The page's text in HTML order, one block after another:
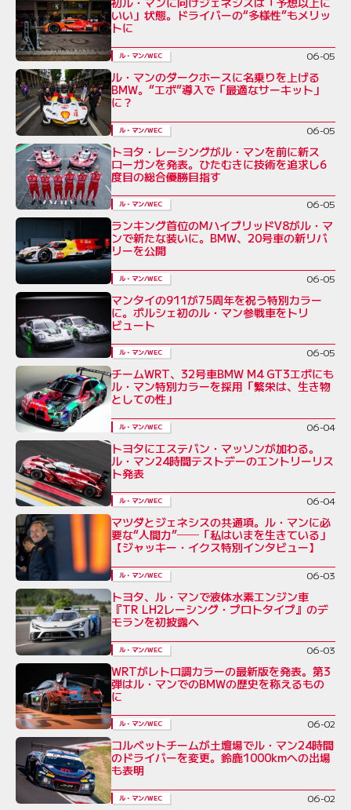
いい」状態。ドライバーの“多様性”もメリッ
トに
ル・マン/WEC 06-05
ル・マンのダークホースに名乗りを上げる
BMW。“エボ”導入で「最適なサーキット」
に？
ル・マン/WEC 06-05
トヨタ・レーシングがル・マンを前に新ス
ローガンを発表。ひたむきに技術を追求し6
度目の総合優勝目指す
ル・マン/WEC 06-05
ランキング首位のMハイブリッドV8がル・マ
ンで新たな装いに。BMW、20号車の新リバ
リーを公開
ル・マン/WEC 06-05
マンタイの911が75周年を祝う特別カラー
に。ポルシェ初のル・マン参戦車をトリ
ビュート
ル・マン/WEC 06-05
チームWRT、32号車BMW M4 GT3エボにも
ル・マン特別カラーを採用「繁栄は、生き物
としての性」
ル・マン/WEC 06-04
トヨタにエステバン・マッソンが加わる。
ル・マン24時間テストデーのエントリーリス
ト発表
ル・マン/WEC 06-04
マツダとジェネシスの共通項。ル・マンに必
要な“人間力”──「私はいまを生きている」
【ジャッキー・イクス特別インタビュー】
ル・マン/WEC 06-03
トヨタ、ル・マンで液体水素エンジン車
『TR LH2レーシング・プロトタイプ』のデ
モランを初披露へ
ル・マン/WEC 06-03
WRTがレトロ調カラーの最新版を発表。第3
弾はル・マンでのBMWの歴史を称えるもの
に
ル・マン/WEC 06-02
コルベットチームが土壇場でル・マン24時間
のドライバーを変更。鈴鹿1000kmへの出場
も表明
ル・マン/WEC 06-02